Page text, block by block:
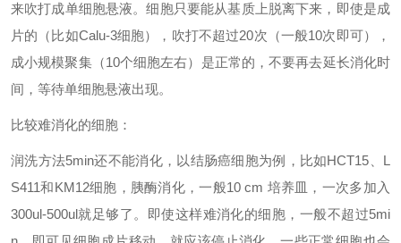
来吹打成单细胞悬液。细胞只要能从基质上脱离下来，即使是成
片的（比如Calu-3细胞），吹打不超过20次（一般10次即可），
成小规模聚集（10个细胞左右）是正常的，不要再去延长消化时
间，等待单细胞悬液出现。
比较难消化的细胞：
润洗方法5min还不能消化，以结肠癌细胞为例，比如HCT15、L
S411和KM12细胞，胰酶消化，一般10 cm 培养皿，一次多加入
300ul-500ul就足够了。即使这样难消化的细胞，一般不超过5mi